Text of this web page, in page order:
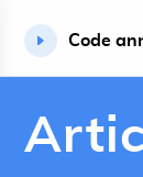
du site
Code